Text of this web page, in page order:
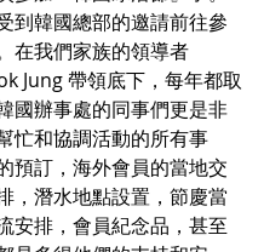
到韓國總部的邀請前往參
在我們家族的領導者
Jung 帶領底下，每年都取
國辦事處的同事們更是非
忙和協調活動的所有事
預訂，海外會員的當地交
，潛水地點設置，節慶當
安排，會員紀念品，甚至